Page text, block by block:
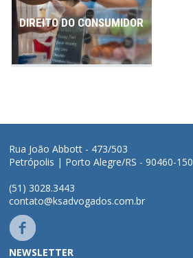
DIREITO DO CONSUMIDOR
Rua João Abbott - 473/503
Petrópolis | Porto Alegre/RS - 90460-150
(51) 3028.3443
contato@ksadvogados.com.br
NEWSLETTER